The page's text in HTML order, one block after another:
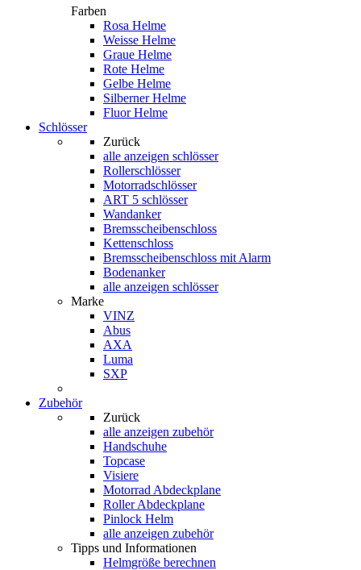
Farben
Rosa Helme
Weisse Helme
Graue Helme
Rote Helme
Gelbe Helme
Silberner Helme
Fluor Helme
Schlösser
Zurück
alle anzeigen schlösser
Rollerschlösser
Motorradschlösser
ART 5 schlösser
Wandanker
Bremsscheibenschloss
Kettenschloss
Bremsscheibenschloss mit Alarm
Bodenanker
alle anzeigen schlösser
Marke
VINZ
Abus
AXA
Luma
SXP
Zubehör
Zurück
alle anzeigen zubehör
Handschuhe
Topcase
Visiere
Motorrad Abdeckplane
Roller Abdeckplane
Pinlock Helm
alle anzeigen zubehör
Tipps und Informationen
Helmgröße berechnen